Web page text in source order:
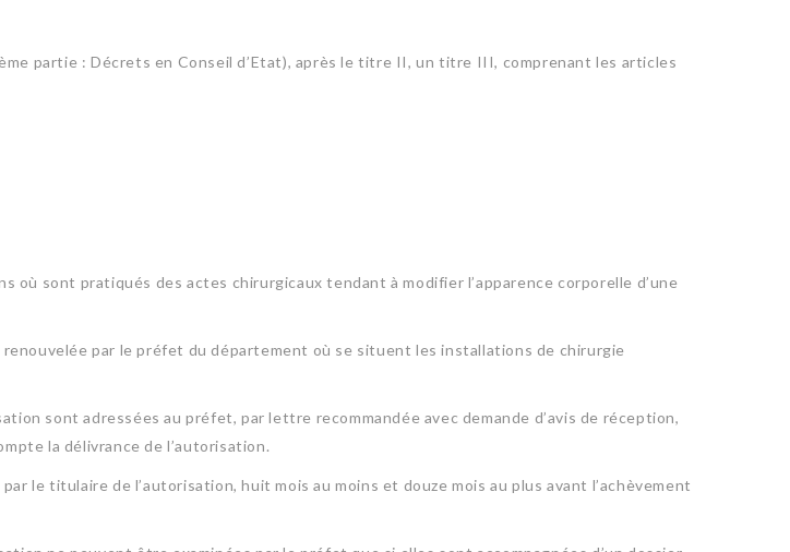
partie : Décrets en Conseil d’Etat), après le titre II, un titre III, comprenant les articles
sont pratiqués des actes chirurgicaux tendant à modifier l’apparence corporelle d’une
renouvelée par le préfet du département où se situent les installations de chirurgie
sont adressées au préfet, par lettre recommandée avec demande d’avis de réception,
la délivrance de l’autorisation.
le titulaire de l’autorisation, huit mois au moins et douze mois au plus avant l’achèvement